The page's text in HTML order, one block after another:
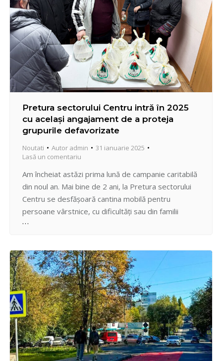
Pretura sectorului Centru intră în 2025
cu același angajament de a proteja
grupurile defavorizate
Noutati Autor admin
31 ianuarie 2025
Lasă un comentariu
Am încheiat astăzi prima lună de campanie caritabilă
din noul an. Mai bine de 2 ani, la Pretura sectorului
Centru se desfășoară cantina mobilă pentru
persoane vârstnice, cu dificultăți sau din familii
numeroase. Pe parcursul lunii Ianuarie, 50 de
asistență socială Centru, au beneficiat de un prânz
cald…